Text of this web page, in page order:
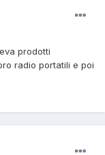
prodotti
radio portatili e poi